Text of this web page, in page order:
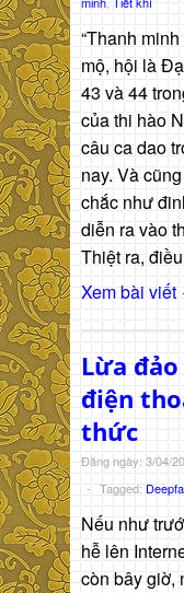
“Thanh
mộ, hội là
43 và 44
của thi hào
câu ca dao
nay. Và
chắc như
diễn ra vào
Thiệt ra,
Xem bài
Lừa
điện
thức
Đăng ngày: 3/04/
- Tagged:
Nếu như
hễ lên
còn bây giờ,